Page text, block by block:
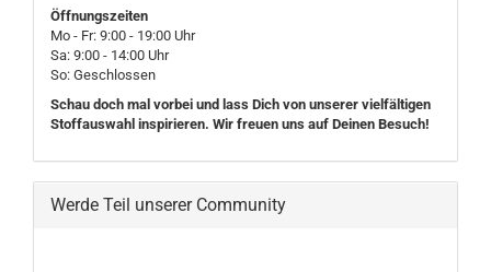
Öffnungszeiten
Mo - Fr: 9:00 - 19:00 Uhr
Sa: 9:00 - 14:00 Uhr
So: Geschlossen
Schau doch mal vorbei und lass Dich von unserer vielfältigen
Stoffauswahl inspirieren. Wir freuen uns auf Deinen Besuch!
Werde Teil unserer Community